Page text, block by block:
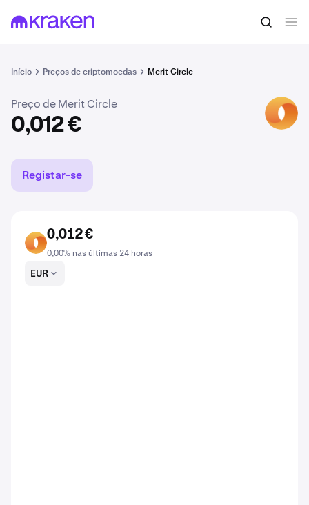
Início Preços de criptomoedas Merit Circle
0,012 € Comprar MC
Preço de Merit Circle
0,012 €
MC
Registar-se
MC
0,012 €
0,00% nas últimas 24 horas
EUR